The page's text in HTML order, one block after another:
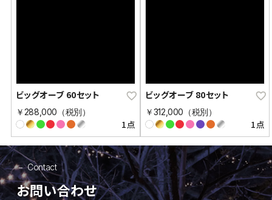
ビッグオーブ 60セット
￥288,000（税別）
1点
ビッグオーブ 80セット
￥312,000（税別）
1点
Contact
お問い合わせ